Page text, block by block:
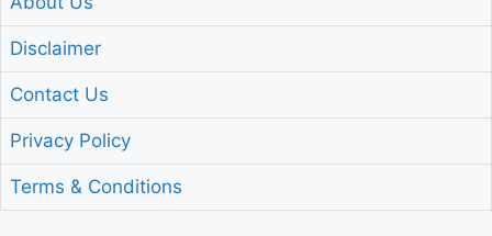
Disclaimer
Contact Us
Privacy Policy
Terms & Conditions